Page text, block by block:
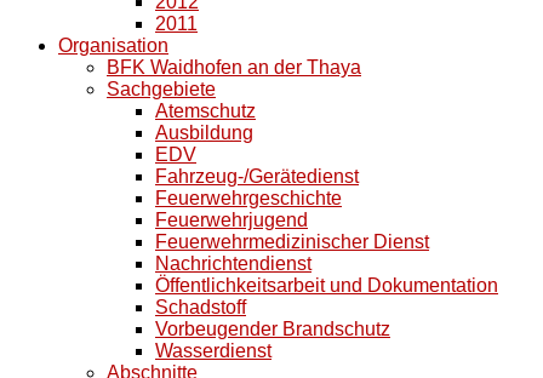
2011
Organisation
BFK Waidhofen an der Thaya
Sachgebiete
Atemschutz
Ausbildung
EDV
Fahrzeug-/Gerätedienst
Feuerwehrgeschichte
Feuerwehrjugend
Feuerwehrmedizinischer Dienst
Nachrichtendienst
Öffentlichkeitsarbeit und Dokumentation
Schadstoff
Vorbeugender Brandschutz
Wasserdienst
Abschnitte